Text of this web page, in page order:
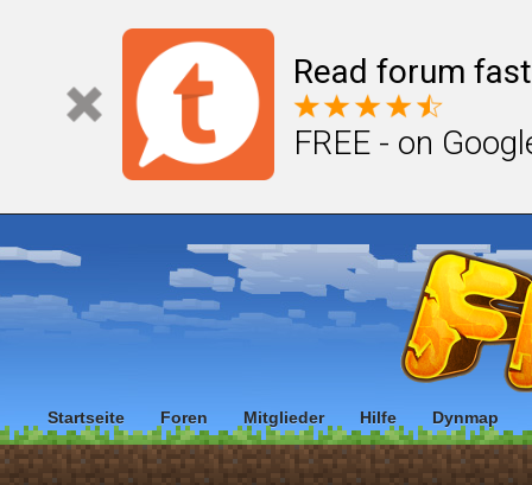
Read forum
FREE - on
Startseite Foren Mitglieder Hilfe Dynmap